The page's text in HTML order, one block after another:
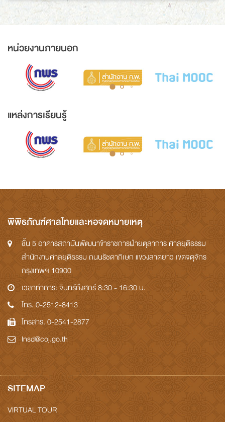
หน่วยงานภายนอก
แหล่งการเรียนรู้
พิพิธภัณฑ์ศาลไทยและหอจดหมายเหตุ
ชั้น 5 อาคารสถาบันพัฒนาข้าราชการฝ่ายตุลาการ ศาลยุติธรรม
สำนักงานศาลยุติธรรม ถนนรัชดาภิเษก แขวงลาดยาว เขตจตุจักร
กรุงเทพฯ 10900
เวลาทำการ: จันทร์ถึงศุกร์ 8:30 - 16:30 น.
โทร. 0-2512-8413
โทรสาร. 0-2541-2877
Insd@coj.go.th
SITEMAP
VIRTUAL TOUR